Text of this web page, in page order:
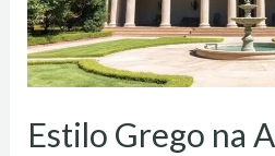
Estilo Grego na
Seus
Elementos